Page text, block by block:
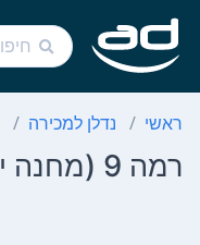
ראשי נדלן למכירה
רמה 9 (מחנה יהודה)